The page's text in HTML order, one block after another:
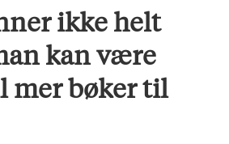
ikke helt
kan være
mer bøker til